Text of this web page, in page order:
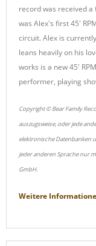
record was received
was Alex's first 45'
circuit. Alex is
leans heavily on his
works is a new 45'
performer, playing
Copyright © Bear Family
auszugsweise, oder jede
elektronische Datenbanken
jeder anderen Sprache nur
GmbH.
Weitere